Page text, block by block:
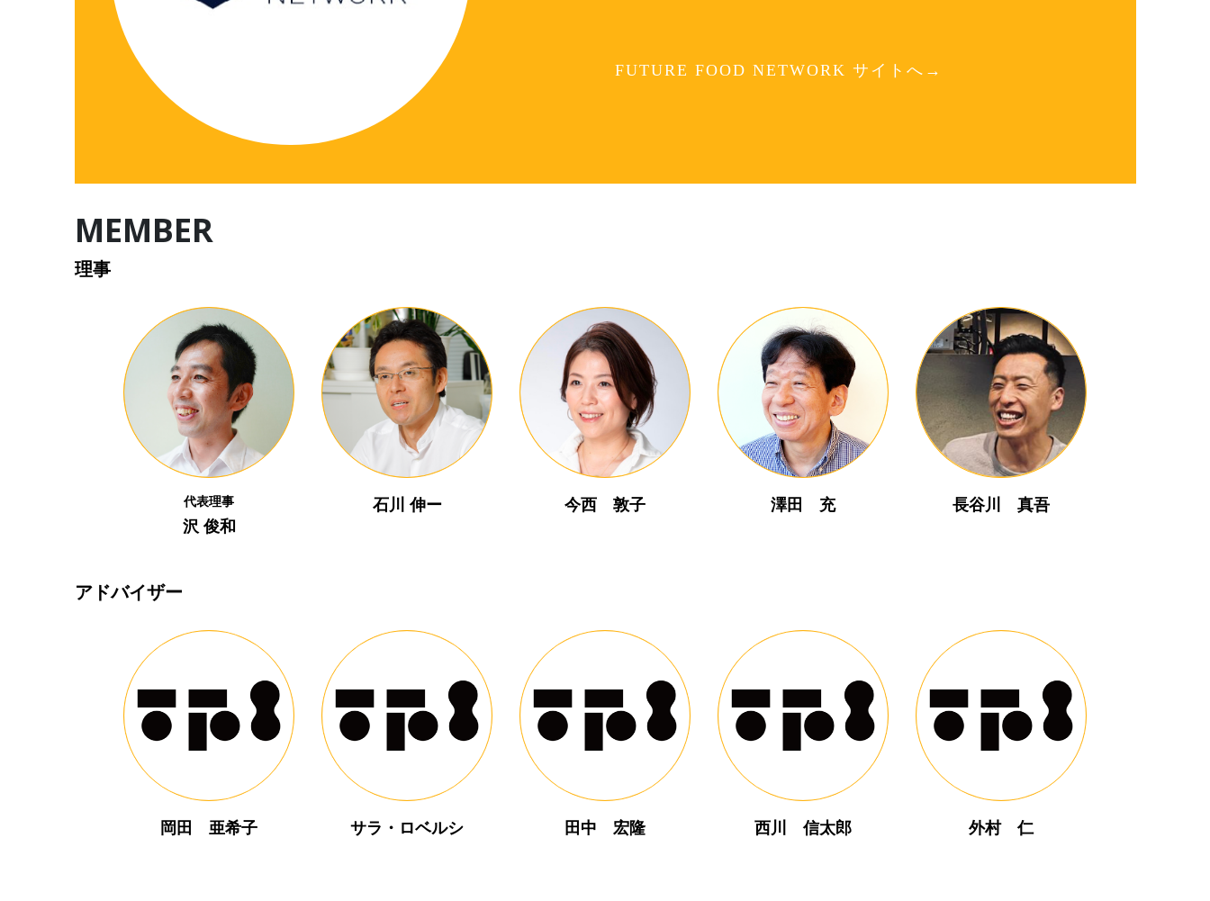
FUTURE FOOD NETWORK サイトへ→
MEMBER
理事
代表理事
沢 俊和
石川 伸ー 今西 敦子 澤田 充 長谷川 真吾
アドバイザー
岡田 亜希子 サラ・ロベルシ 田中 宏隆 西川 信太郎 外村 仁